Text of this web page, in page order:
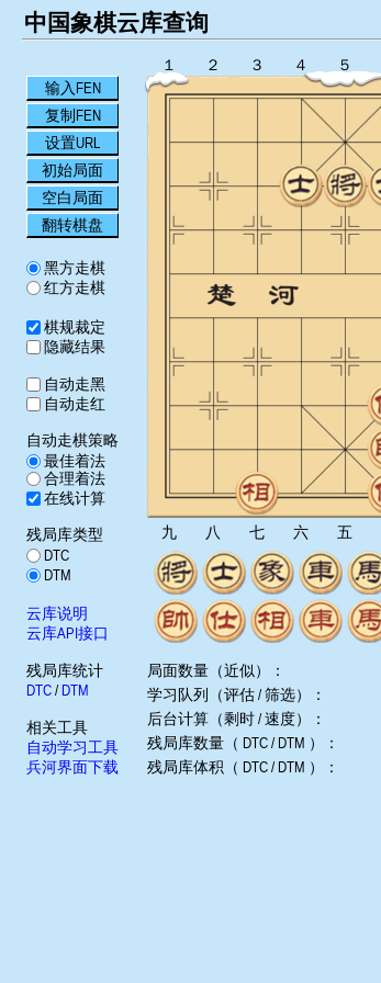
中国象棋云库查询
输入FEN
复制FEN
设置URL
初始局面
空白局面
翻转棋盘
黑方走棋
红方走棋
棋规裁定
隐藏结果
自动走黑
自动走红
自动走棋策略
最佳着法
合理着法
在线计算
残局库类型
DTC
DTM
云库说明
云库API接口
残局库统计
DTC/ DTM
相关工具
自动学习工具
兵河界面下载
１ ２ ３ ４ ５
九 八 七 六 五
局面数量（近似）：
学习队列（评估 / 筛选）：
后台计算（剩时 / 速度）：
残局库数量（ DTC / DTM ）：
残局库体积（ DTC / DTM ）：